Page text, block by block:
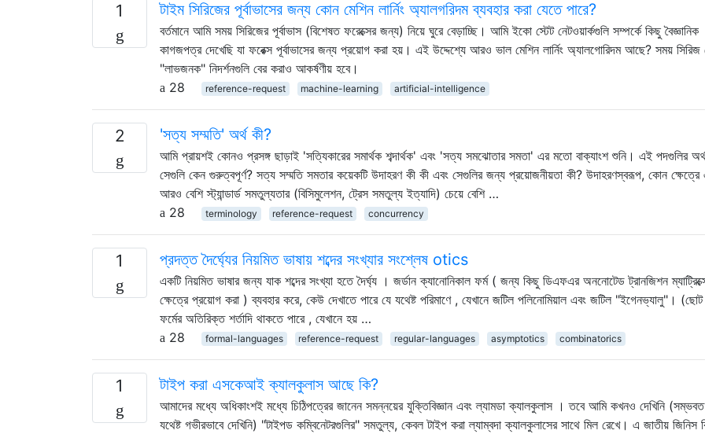
1 টাইম সিরিজের পূর্বাভাসের জন্য কোন মেশিন লার্নিং অ্যালগরিদম ব্যবহার করা যেতে পারে?
বর্তমানে আমি সময় সিরিজের পূর্বাভাস (বিশেষত ফরেক্সের জন্য) নিয়ে ঘুরে বেড়াচ্ছি। আমি ইকো স্টেট নেটওয়ার্কগুলি সম্পর্কে কিছু বৈজ্ঞানিক
কাগজপত্র দেখেছি যা ফরেক্স পূর্বাভাসের জন্য প্রয়োগ করা হয়। এই উদ্দেশ্যে আরও ভাল মেশিন লার্নিং অ্যালগোরিদম আছে? সময় সিরিজ
"লাভজনক" নিদর্শনগুলি বের করাও আকর্ষণীয় হবে।
28
reference-request machine-learning artificial-intelligence
2 'সত্য সম্মতি' অর্থ কী?
আমি প্রায়শই কোনও প্রসঙ্গ ছাড়াই 'সত্যিকারের সমার্থক শব্দার্থক' এবং 'সত্য সমঝোতার সমতা' এর মতো বাক্যাংশ শুনি। এই পদগুলির
সেগুলি কেন গুরুত্বপূর্ণ? সত্য সম্মতি সমতার কয়েকটি উদাহরণ কী কী এবং সেগুলির জন্য প্রয়োজনীয়তা কী? উদাহরণস্বরূপ, কোন ক্ষেত্রে
আরও বেশি স্ট্যান্ডার্ড সমতুল্যতার (বিসিমুলেশন, ট্রেস সমতুল্য ইত্যাদি) চেয়ে বেশি …
28
terminology reference-request concurrency
1 প্রদত্ত দৈর্ঘ্যের নিয়মিত ভাষায় শব্দের সংখ্যার সংশ্লেষ otics
একটি নিয়মিত ভাষার জন্য যাক শব্দের সংখ্যা হতে দৈর্ঘ্য । জর্ডান ক্যানোনিকাল ফর্ম ( জন্য কিছু ডিএফএর অননোটেড ট্রানজিশন
ক্ষেত্রে প্রয়োগ করা ) ব্যবহার করে, কেউ দেখাতে পারে যে যথেষ্ট পরিমাণে , যেখানে জটিল পলিনোমিয়াল এবং জটিল "ইগেনভ্যালু"।
ফর্মের অতিরিক্ত শর্তাদি থাকতে পারে , যেখানে হয় …
28
formal-languages reference-request regular-languages asymptotics combinatorics
1 টাইপ করা এসকেআই ক্যালকুলাস আছে কি?
আমাদের মধ্যে অধিকাংশই মধ্যে চিঠিপত্রের জানেন সমন্নয়ের যুক্তিবিজ্ঞান এবং ল্যামডা ক্যালকুলাস । তবে আমি কখনও দেখিনি
যথেষ্ট গভীরভাবে দেখিনি) "টাইপড কম্বিনেটরগুলির" সমতুল্য, কেবল টাইপ করা ল্যাম্বদা ক্যালকুলাসের সাথে মিল রেখে। এ জাতীয় জিনিস